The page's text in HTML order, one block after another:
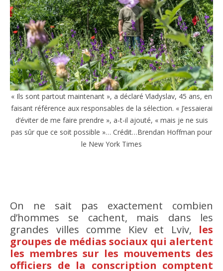
« Ils sont partout maintenant », a déclaré Vladyslav, 45 ans, en
faisant référence aux responsables de la sélection. « J’essaierai
d’éviter de me faire prendre », a-t-il ajouté, « mais je ne suis
pas sûr que ce soit possible »… Crédit…Brendan Hoffman pour
le New York Times
On ne sait pas exactement combien
d’hommes se cachent, mais dans les
grandes villes comme Kiev et Lviv, les
groupes de médias sociaux qui alertent
les membres sur les mouvements des
officiers de la conscription comptent